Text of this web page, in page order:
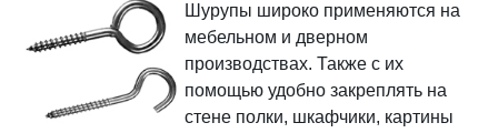
Шурупы широко применяются на
мебельном и дверном
производствах. Также с их
помощью удобно закреплять на
стене полки, шкафчики, картины